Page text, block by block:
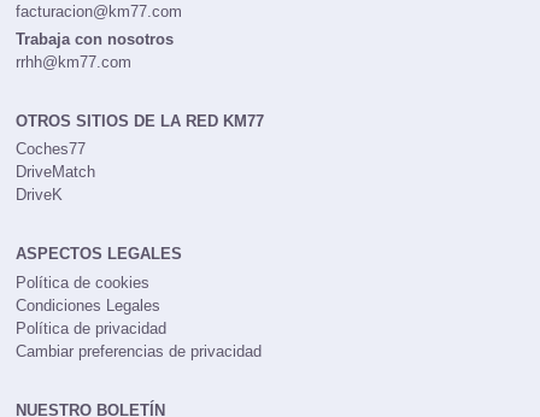
facturacion@km77.com
Trabaja con nosotros
rrhh@km77.com
OTROS SITIOS DE LA RED KM77
Coches77
DriveMatch
DriveK
ASPECTOS LEGALES
Política de cookies
Condiciones Legales
Política de privacidad
Cambiar preferencias de privacidad
NUESTRO BOLETÍN